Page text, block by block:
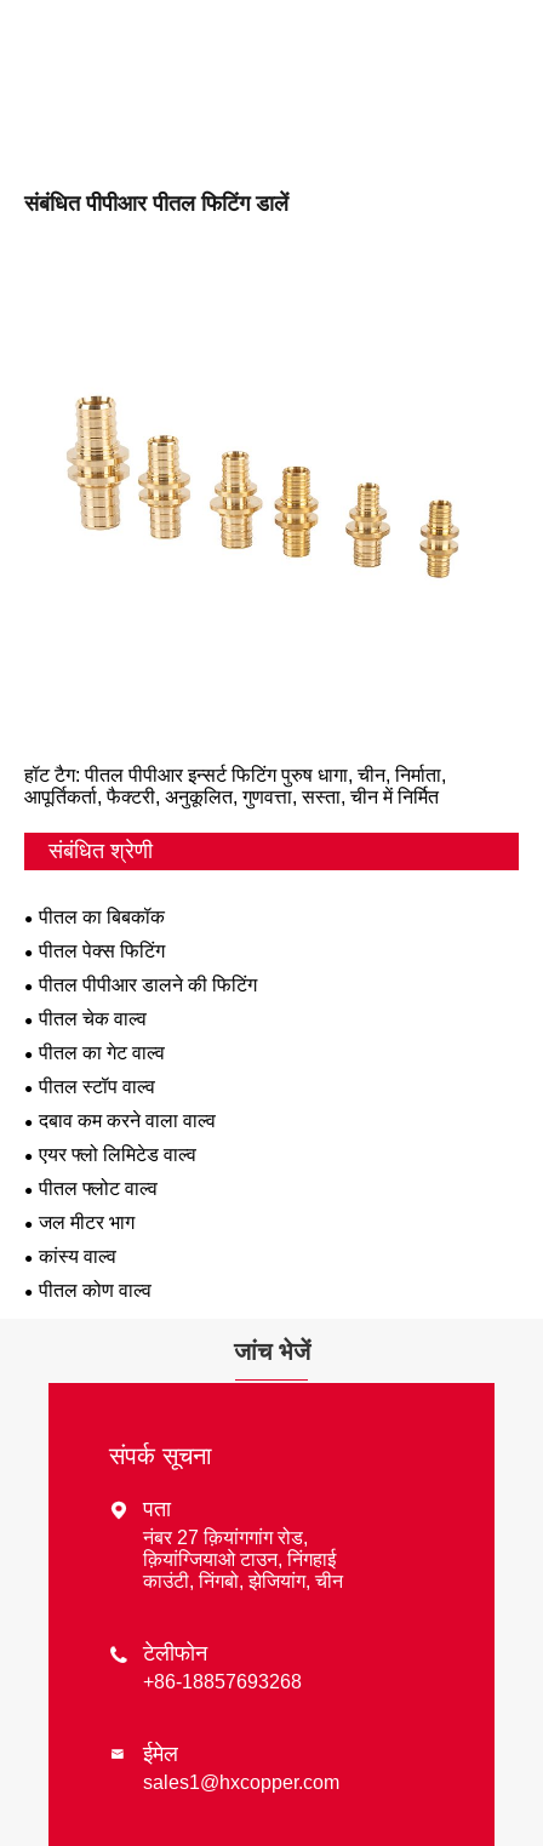
संबंधित पीपीआर पीतल फिटिंग डालें
हॉट टैग: पीतल पीपीआर इन्सर्ट फिटिंग पुरुष धागा, चीन, निर्माता,
आपूर्तिकर्ता, फैक्टरी, अनुकूलित, गुणवत्ता, सस्ता, चीन में निर्मित
संबंधित श्रेणी
पीतल का बिबकॉक
पीतल पेक्स फिटिंग
पीतल पीपीआर डालने की फिटिंग
पीतल चेक वाल्व
पीतल का गेट वाल्व
पीतल स्टॉप वाल्व
दबाव कम करने वाला वाल्व
एयर फ्लो लिमिटेड वाल्व
पीतल फ्लोट वाल्व
जल मीटर भाग
कांस्य वाल्व
पीतल कोण वाल्व
जांच भेजें
संपर्क सूचना
 पता
नंबर 27 क़ियांगगांग रोड,
क़ियांग्जियाओ टाउन, निंगहाई
काउंटी, निंगबो, झेजियांग, चीन
 टेलीफोन
+86-18857693268
 ईमेल
sales1@hxcopper.com